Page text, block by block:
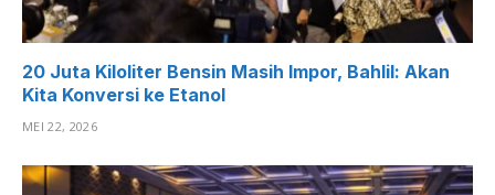
20 Juta Kiloliter Bensin Masih Impor, Bahlil: Akan
Kita Konversi ke Etanol
MEI 22, 2026